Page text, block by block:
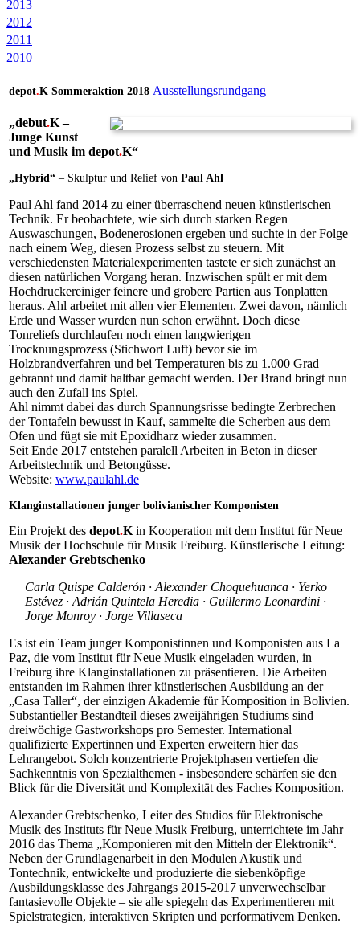
2013
2012
2011
2010
depot.K Sommeraktion 2018 Ausstellungsrundgang
„debut.K–
Junge Kunst
und Musik im depot.K“
„Hybrid“ – Skulptur und Relief von Paul Ahl
Paul Ahl fand 2014 zu einer überraschend neuen künstlerischen
Technik. Er beobachtete, wie sich durch starken Regen
Auswaschungen, Bodenerosionen ergeben und suchte in der Folge
nach einem Weg, diesen Prozess selbst zu steuern. Mit
verschiedensten Materialexperimenten tastete er sich zunächst an
diesen natürlichen Vorgang heran. Inzwischen spült er mit dem
Hochdruckereiniger feinere und grobere Partien aus Tonplatten
heraus. Ahl arbeitet mit allen vier Elementen. Zwei davon, nämlich
Erde und Wasser wurden nun schon erwähnt. Doch diese
Tonreliefs durchlaufen noch einen langwierigen
Trocknungsprozess (Stichwort Luft) bevor sie im
Holzbrandverfahren und bei Temperaturen bis zu 1.000 Grad
gebrannt und damit haltbar gemacht werden. Der Brand bringt nun
auch den Zufall ins Spiel.
Ahl nimmt dabei das durch Spannungsrisse bedingte Zerbrechen
der Tontafeln bewusst in Kauf, sammelte die Scherben aus dem
Ofen und fügt sie mit Epoxidharz wieder zusammen.
Seit Ende 2017 entstehen paralell Arbeiten in Beton in dieser
Arbeitstechnik und Betongüsse.
Website: www.paulahl.de
Klanginstallationen junger bolivianischer Komponisten
Ein Projekt des depot.K in Kooperation mit dem Institut für Neue
Musik der Hochschule für Musik Freiburg. Künstlerische Leitung:
Alexander Grebtschenko
Carla Quispe Calderón · Alexander Choquehuanca · Yerko
Estévez · Adrián Quintela Heredia · Guillermo Leonardini ·
Jorge Monroy · Jorge Villaseca
Es ist ein Team junger Komponistinnen und Komponisten aus La
Paz, die vom Institut für Neue Musik eingeladen wurden, in
Freiburg ihre Klanginstallationen zu präsentieren. Die Arbeiten
entstanden im Rahmen ihrer künstlerischen Ausbildung an der
„Casa Taller“, der einzigen Akademie für Komposition in Bolivien.
Substantieller Bestandteil dieses zweijährigen Studiums sind
dreiwöchige Gastworkshops pro Semester. International
qualifizierte Expertinnen und Experten erweitern hier das
Lehrangebot. Solch konzentrierte Projektphasen vertiefen die
Sachkenntnis von Spezialthemen - insbesondere schärfen sie den
Blick für die Diversität und Komplexität des Faches Komposition.
Alexander Grebtschenko, Leiter des Studios für Elektronische
Musik des Instituts für Neue Musik Freiburg, unterrichtete im Jahr
2016 das Thema „Komponieren mit den Mitteln der Elektronik“.
Neben der Grundlagenarbeit in den Modulen Akustik und
Tontechnik, entwickelte und produzierte die siebenköpfige
Ausbildungsklasse des Jahrgangs 2015-2017 unverwechselbar
fantasievolle Objekte – sie alle spiegeln das Experimentieren mit
Spielstrategien, interaktiven Skripten und performativem Denken.